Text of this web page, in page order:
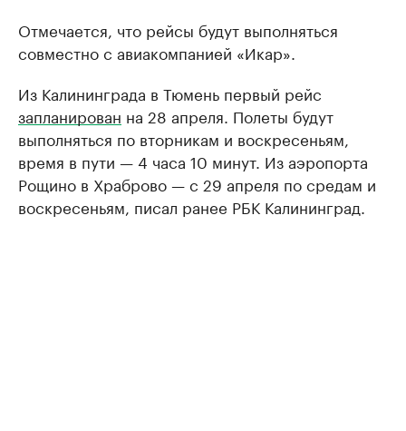
Отмечается, что рейсы будут выполняться
совместно с авиакомпанией «Икар».
Из Калининграда в Тюмень первый рейс
запланирован на 28 апреля. Полеты будут
выполняться по вторникам и воскресеньям,
время в пути — 4 часа 10 минут. Из аэропорта
Рощино в Храброво — с 29 апреля по средам и
воскресеньям, писал ранее РБК Калининград.